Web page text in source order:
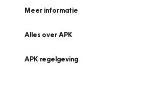
Meer informatie
Alles over APK
APK regelgeving